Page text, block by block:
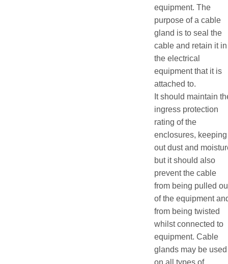
equipment. The
purpose of a cable
gland is to seal the
cable and retain it in
the electrical
equipment that it is
attached to.
It should maintain
ingress protection
rating of the
enclosures, keeping
out dust and
but it should also
prevent the cable
from being pulled
of the equipment
from being twisted
whilst connected to
equipment. Cable
glands may be used